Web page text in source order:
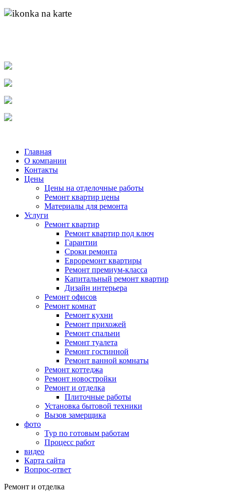
Главная
О компании
Контакты
Цены
Цены на отделочные работы
Ремонт квартир цены
Материалы для ремонта
Услуги
Ремонт квартир
Ремонт квартир под ключ
Гарантии
Сроки ремонта
Евроремонт квартиры
Ремонт премиум-класса
Капитальный ремонт квартир
Дизайн интерьера
Ремонт офисов
Ремонт комнат
Ремонт кухни
Ремонт прихожей
Ремонт спальни
Ремонт туалета
Ремонт гостинной
Ремонт ванной комнаты
Ремонт коттеджа
Ремонт новостройки
Ремонт и отделка
Плиточные работы
Установка бытовой техники
Вызов замерщика
фото
Тур по готовым работам
Процесс работ
видео
Карта сайта
Вопрос-ответ
Ремонт и отделка